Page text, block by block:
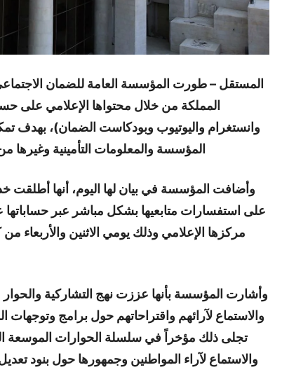
المستقل – طورت المؤسسة العامة للضمان
المملكة من خلال محتواها الإعلامي على
وانستغرام واليوتيوب وبودكاست الضمان)، بهدف
المؤسسة والمعلومات التأمينية
وأضافت المؤسسة في بيان لها اليوم، أنها
على استفسارات متابعيها بشكل مباشر عبر
مركزها الإعلامي وذلك يومي الاثنين
وأشارت المؤسسة بأنها عززت نهج التشاركية
والاستماع لآرائهم واقتراحاتهم حول برامج
تجلى ذلك مؤخراً في سلسلة الحوارات الموسعة
والاستماع لآراء المواطنين وجمهورها حول بنود